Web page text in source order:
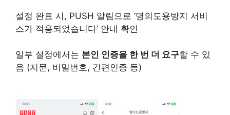
설정 완료 시, PUSH 알림으로 ‘명의도용방지 서비
스가 적용되었습니다’ 안내 확인
일부 설정에서는 본인 인증을 한 번 더 요구할 수 있
음 (지문, 비밀번호, 간편인증 등)